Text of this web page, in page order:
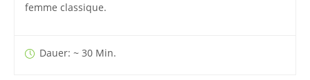
femme classique.
Dauer: ~ 30 Min.